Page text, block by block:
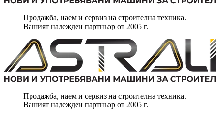
Продажба, наем и сервиз на строителна техника.
Вашият надежден партньор от 2005 г.
Продажба, наем и сервиз на строителна техника.
Вашият надежден партньор от 2005 г.